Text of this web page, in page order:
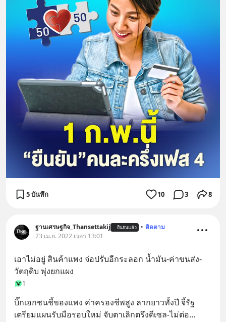
5 บันทึก 10 3 8
ฐานเศรษฐกิจ_Thansettakij ยืนยันแล้ว • ติดตาม
23 เม.ย. 2022 เวลา 13:01
เอาไม่อยู่ สินค้าแพง จ่อปรับอีกระลอก นํ้ามัน-ค่าขนส่ง-
วัตถุดิบ พุ่งยกแผง
1
บิ๊กเอกชนชี้ของแพง ค่าครองชีพสูง ลากยาวทั้งปี จี้รัฐ
เตรียมแผนรับมือรอบใหม่ จับตาเลิกตรึงดีเซล-ไม่ต่อ